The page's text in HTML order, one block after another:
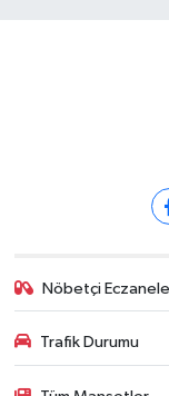
Nöbetçi
Trafik Durumu